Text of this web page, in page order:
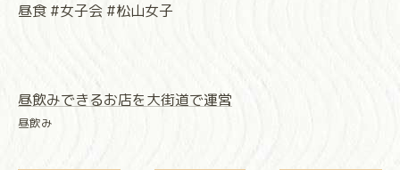
昼食 #女子会 #松山女子
昼飲みできるお店を大街道で運営
昼飲み